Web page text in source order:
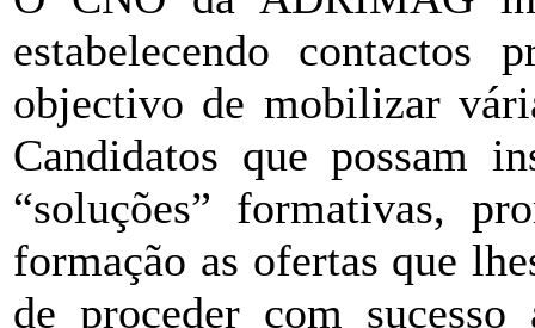
estabelecendo
objectivo de mobilizar
Candidatos que possam
“soluções” formativas,
formação as ofertas que
de proceder com sucesso